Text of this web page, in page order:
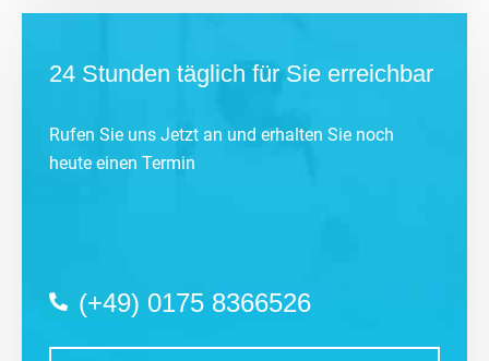
24 Stunden täglich für Sie erreichbar
Rufen Sie uns Jetzt an und erhalten Sie noch
heute einen Termin
(+49) 0175 8366526